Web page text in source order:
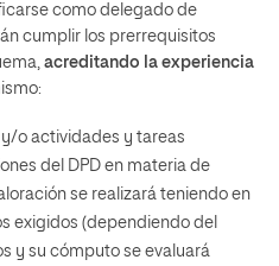
como delegado de
cumplir los prerrequisitos
acreditando la experiencia
o actividades y tareas
del DPD en materia de
se realizará teniendo en
exigidos (dependiendo del
y su cómputo se evaluará